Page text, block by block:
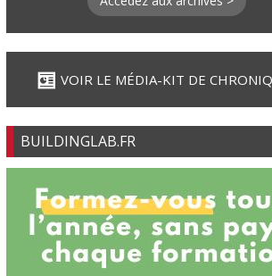
VOIR LE MÉDIA-KIT DE
BUILDINGLAB.FR